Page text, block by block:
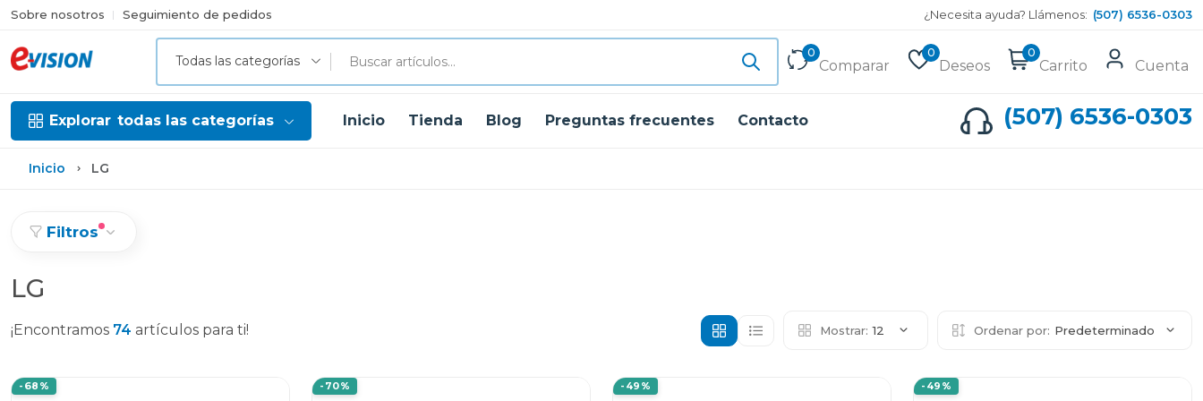
Sobre nosotros Seguimiento de pedidos ¿Necesita ayuda? Llámenos: (507) 6536-0303
Todas las categorías
0
Comparar
0
Deseos
0
Carrito Cuenta
Explorar todas las categorías Inicio Tienda Blog Preguntas frecuentes Contacto (507) 6536-0303
Inicio LG
Filtros
LG
¡Encontramos 74 artículos para ti! Mostrar: 12 Ordenar por: Predeterminado
-68% -70% -49% -49%